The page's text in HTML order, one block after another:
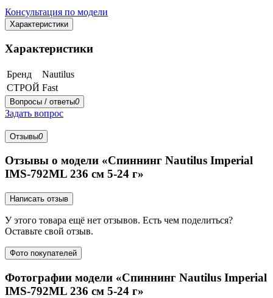
Консультация по модели
Характеристики
Характеристики
Бренд
Nautilus
СТРОЙ Fast
Вопросы / ответы0
Задать вопрос
Отзывы0
Отзывы о модели «Спиннинг Nautilus Imperial
IMS-792ML 236 cм 5-24 г»
Написать отзыв
У этого товара ещё нет отзывов. Есть чем поделиться?
Оставьте свой отзыв.
Фото покупателей
Фотографии модели «Спиннинг Nautilus Imperial
IMS-792ML 236 cм 5-24 г»